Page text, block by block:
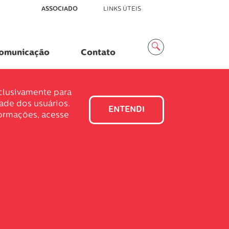
MenuASSOCIADO LINKS ÚTEIS
Contato
Busca
para
dos usuários.
acesse
ENTENDI